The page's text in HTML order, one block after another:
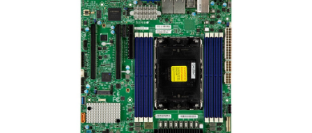
9:30 - 18:00
弊社の強み